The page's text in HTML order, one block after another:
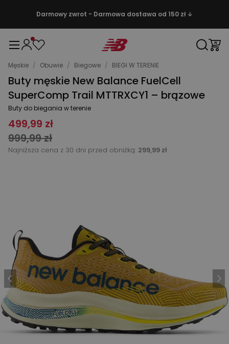
Darmowy zwrot - Darmowa dostawa od 150 zł ↓
Męskie / Obuwie / Biegowe / BIEGI W TERENIE
Buty męskie New Balance FuelCell
SuperComp Trail MTTRXCY1 – brązowe
Buty do biegania w terenie
499,99 zł
999,99 zł
Najniższa cena z 30 dni przed obniżką: 299,99 zł